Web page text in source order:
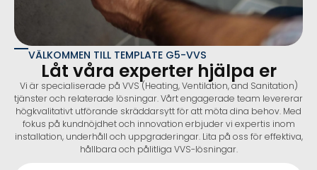
VÄLKOMMEN TILL TEMPLATE G5-VVS
Låt våra experter hjälpa er
Vi är specialiserade på VVS (Heating, Ventilation, and Sanitation)
tjänster och relaterade lösningar. Vårt engagerade team levererar
högkvalitativt utförande skräddarsytt för att möta dina behov. Med
fokus på kundnöjdhet och innovation erbjuder vi expertis inom
installation, underhåll och uppgraderingar. Lita på oss för effektiva,
hållbara och pålitliga VVS-lösningar.